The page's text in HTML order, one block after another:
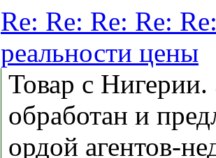
Re: Re: Re: Re:
реальности цены
Товар с Нигерии.
обработан и
ордой агентов-